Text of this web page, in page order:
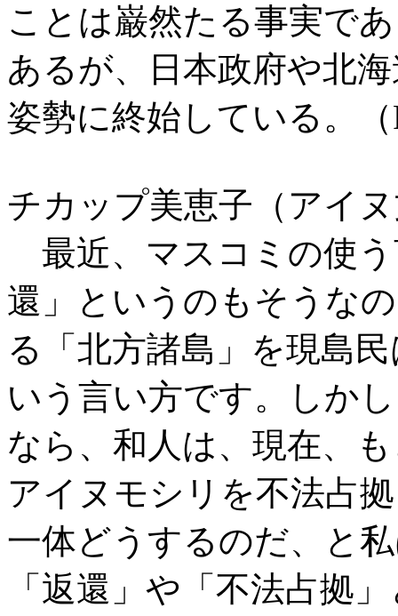
ことは巌然たる事実で
あるが、日本政府や北
姿勢に終始している。（
チカップ美恵子（アイ
最近、マスコミの使
還」というのもそうな
る「北方諸島」を現島
いう言い方です。しか
なら、和人は、現在、
アイヌモシリを不法占
一体どうするのだ、と
「返還」や「不法占拠